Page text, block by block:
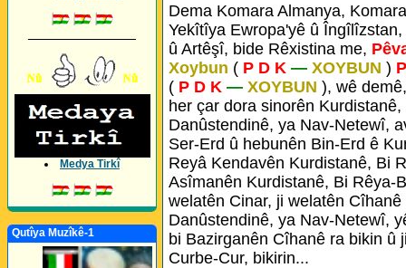
Medya Tirkî
Qutîya Muzîkê-1
Dema Komara Almanya,
Yekîtîya Ewropa'yê û
û Artêşî, bide Rêxistina me,
Xoybun ( P D K — XOYBUN )
( P D K — XOYBUN ), wê
her çar dora sinorên
Danûstendinê, ya Nav-Netewî,
Ser-Erd û hebunên Bin-Erd ê
Reyâ Kendavên Kurdistanê, Bi
Asîmanên Kurdistanê, Bi Rêya-
welatên Cinar, ji welatên
Danûstendinê, ya Nav-Netewî,
bi Bazirganên Cîhanê ra bikin û
Curbe-Cur, bikirin...